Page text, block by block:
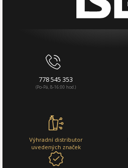
778 545 353
(Po-Pá, 8-16:00 hod.)
Výhradní distributor
uvedených značek